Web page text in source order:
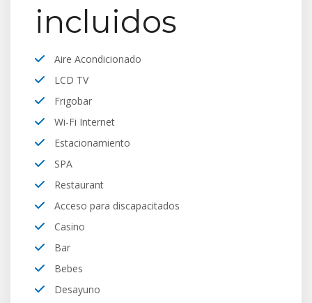
incluidos
Aire Acondicionado
LCD TV
Frigobar
Wi-Fi Internet
Estacionamiento
SPA
Restaurant
Acceso para discapacitados
Casino
Bar
Bebes
Desayuno